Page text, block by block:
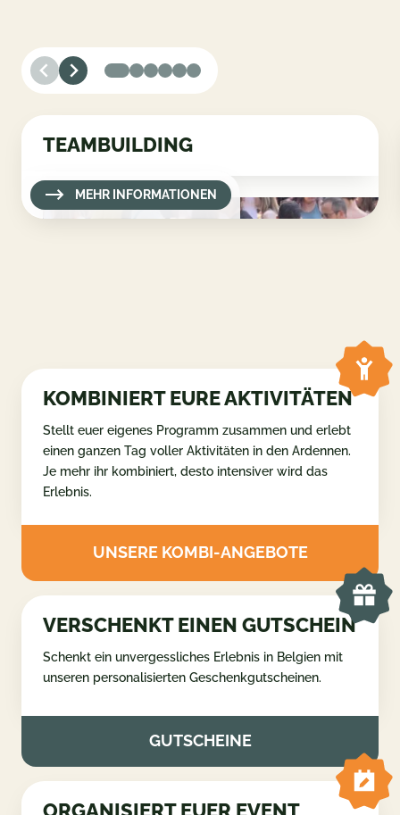
TEAMBUILDING
MEHR INFORMATIONEN
KOMBINIERT EURE AKTIVITÄTEN
Stellt euer eigenes Programm zusammen und erlebt
einen ganzen Tag voller Aktivitäten in den Ardennen.
Je mehr ihr kombiniert, desto intensiver wird das
Erlebnis.
UNSERE KOMBI-ANGEBOTE
VERSCHENKT EINEN GUTSCHEIN
Schenkt ein unvergessliches Erlebnis in Belgien mit
unseren personalisierten Geschenkgutscheinen.
GUTSCHEINE